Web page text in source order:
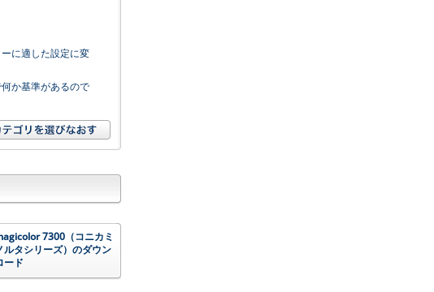
に適した設定に変
か基準があるので
7300（コニカミ
ルタシリーズ）のダウン
ード